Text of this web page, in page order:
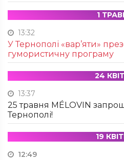
1
13:32
У Тернополі «вар’яти»
гумористичну програму
24
13:37
25 травня MÉLOVIN
Тернополі!
19
12:49